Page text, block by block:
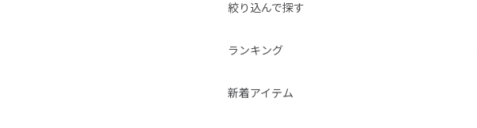
絞り込んで探す
ランキング
新着アイテム